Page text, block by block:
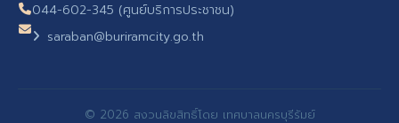
044-602-345 (ศูนย์บริการประชาชน)
saraban@buriramcity.go.th
© 2026 สงวนลิขสิทธิ์โดย เทศบาลนครบุรีรัมย์